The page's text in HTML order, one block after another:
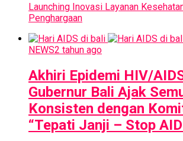
Launching Inovasi Layanan
Penghargaan
NEWS2 tahun ago
Akhiri Epidemi HIV/
Gubernur Bali Ajak
Konsisten dengan
“Tepati Janji – Stop